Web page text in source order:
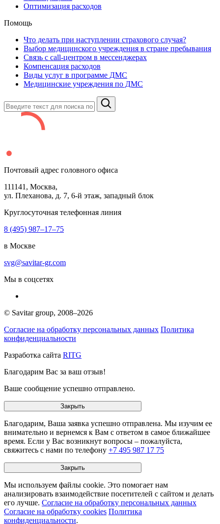
Оптимизация расходов
Помощь
Что делать при наступлении страхового случая?
Выбор медицинского учреждения в стране пребывания
Связь с сall-центром в мессенджерах
Компенсация расходов
Виды услуг в программе ДМС
Медицинские учреждения по ДМС
Почтовый адрес головного офиса
111141 , Москва,
ул. Плеханова, д. 7, 6-й этаж, западный блок
Круглосуточная телефонная линия
8 (495) 987–17–75
в Москве
svg@savitar-gr.com
Мы в соцсетях
© Savitar group, 2008–2026
Согласие на обработку персональных данных Политика
конфиденциальности
Разработка сайта RITG
Благодарим Вас за ваш отзыв!
Ваше сообщение успешно отправлено.
Закрыть
Благодарим, Ваша заявка успешно отправлена. Мы изучим ее
внимательно и вернемся к Вам с ответом в самое ближайшее
время. Если у Вас возникнут вопросы – пожалуйста,
свяжитесь с нами по телефону +7 495 987 17 75
Закрыть
Мы используем файлы cookie. Это помогает нам
анализировать взаимодействие посетителей с сайтом и делать
его лучше. Согласие на обработку персональных данных
Согласие на обработку cookies Политика
конфиденциальности.